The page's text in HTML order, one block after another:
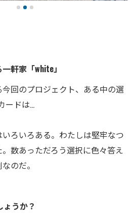
軒家「white」
回のプロジェクト、ある中の選
ードは…
いろいろある。わたしは堅牢なつ
数あっただろう選択に色々答え
のだ。
うか？